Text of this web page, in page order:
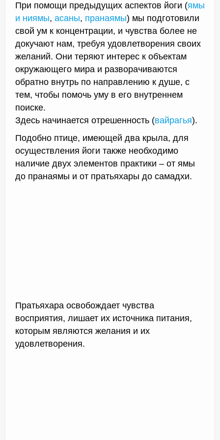
При помощи предыдущих аспектов йоги (ямы
и ниямы, асаны, пранаямы) мы подготовили
свой ум к концентрации, и чувства более не
докучают нам, требуя удовлетворения своих
желаний. Они теряют интерес к объектам
окружающего мира и разворачиваются
обратно внутрь по направлению к душе, с
тем, чтобы помочь уму в его внутреннем
поиске.
Здесь начинается отрешенность (вайрагья).
Подобно птице, имеющей два крыла, для
осуществления йоги также необходимо
наличие двух элементов практики – от ямы
до пранаямы и от пратьяхары до самадхи.
Пратьяхара освобождает чувства
восприятия, лишает их источника питания,
которым являются желания и их
удовлетворения.